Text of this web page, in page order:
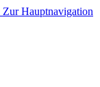
Zur Hauptnavigation